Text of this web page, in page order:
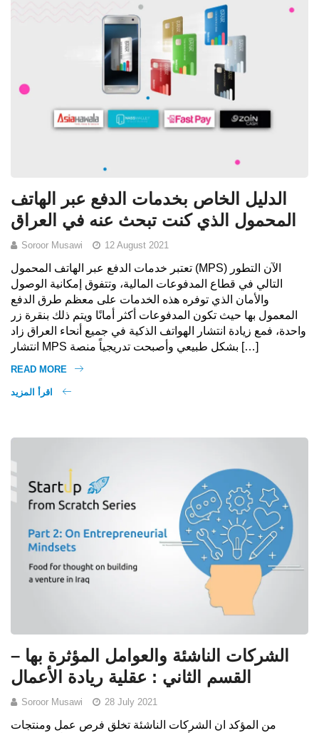
الدليل الخاص بخدمات الدفع عبر الهاتف
المحمول الذي كنت تبحث عنه في العراق
Soroor Musawi 12 August 2021
تعتبر خدمات الدفع عبر الهاتف المحمول (MPS) الآن التطور
التالي في قطاع المدفوعات المالية، وتتفوق إمكانية الوصول
والأمان الذي توفره هذه الخدمات على معظم طرق الدفع
المعمول بها حيث تكون المدفوعات أكثر أمانًا ويتم ذلك بنقرة زر
واحدة، فمع زيادة انتشار الهواتف الذكية في جميع أنحاء العراق زاد
انتشار MPS بشكل طبيعي وأصبحت تدريجياً منصة […]
READ MORE
الشركات الناشئة والعوامل المؤثرة بها –
القسم الثاني : عقلية ريادة الأعمال
Soroor Musawi 28 July 2021
من المؤكد ان الشركات الناشئة تخلق فرص عمل ومنتجات